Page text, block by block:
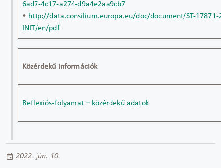
6ad7-4c17-a274-d9a4e2aa9cb7
• http://data.consilium.europa.eu/doc/document/ST-17871-
INIT/en/pdf
Közérdekű információk
Reflexiós-folyamat – közérdekű adatok
2022. jún. 10.